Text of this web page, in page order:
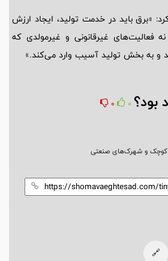
«برق باید در خدمت تولید، ایجاد ارزش
فعالیت‌های غیرقانونی و غیرمولدی که
و به بخش تولید آسیب وارد می‌کند.»
بود؟ 0
0
کوچک و شهرک‌های صنعتی
🔗